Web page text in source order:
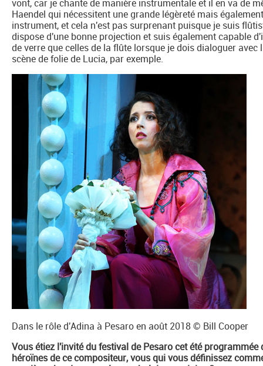
vont, car je chante de manière instrumentale et il en va de
Haendel qui nécessitent une grande légèreté mais
instrument, et cela n'est pas surprenant puisque je suis
dispose d'une bonne projection et suis également capable
de verre que celles de la flûte lorsque je dois dialoguer avec
scène de folie de Lucia, par exemple.
Dans le rôle d'Adina à Pesaro en août 2018 © Bill Cooper
Vous étiez l'invité du festival de Pesaro cet été programmée
héroïnes de ce compositeur, vous qui vous définissez